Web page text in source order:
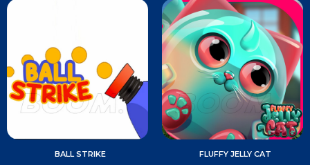
BALL STRIKE FLUFFY JELLY CAT